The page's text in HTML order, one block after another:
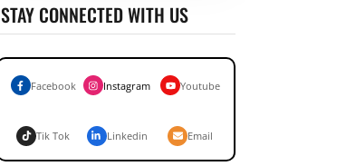
STAY CONNECTED WITH US
Facebook Instagram Youtube
Tik Tok Linkedin Email